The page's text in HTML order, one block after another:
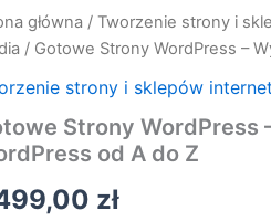
główna / Tworzenie strony i
/ Gotowe Strony WordPress –
strony i sklepów
Strony WordPress
od A do Z
zł